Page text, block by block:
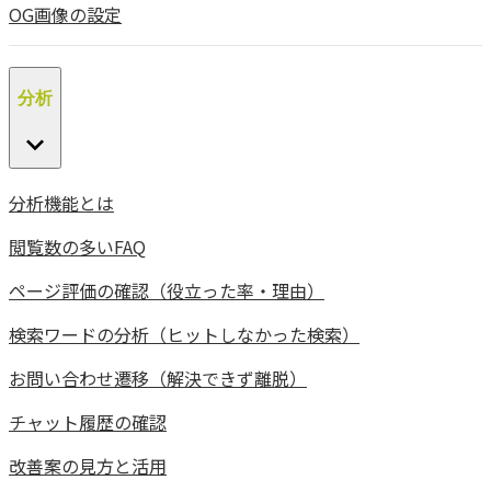
OG画像の設定
分析
分析機能とは
閲覧数の多いFAQ
ページ評価の確認（役立った率・理由）
検索ワードの分析（ヒットしなかった検索）
お問い合わせ遷移（解決できず離脱）
チャット履歴の確認
改善案の見方と活用